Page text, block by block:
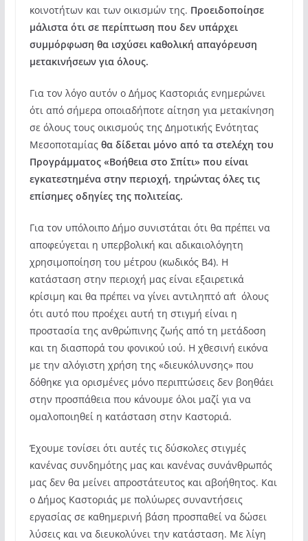
κοινοτήτων και των οικισμών της. Προειδοποίησε
μάλιστα ότι σε περίπτωση που δεν υπάρχει
συμμόρφωση θα ισχύσει καθολική απαγόρευση
μετακινήσεων για όλους.
Για τον λόγο αυτόν ο Δήμος Καστοριάς ενημερώνει
ότι από σήμερα οποιαδήποτε αίτηση για μετακίνηση
σε όλους τους οικισμούς της Δημοτικής Ενότητας
Μεσοποταμίας θα δίδεται μόνο από τα στελέχη του
Προγράμματος «Βοήθεια στο Σπίτι» που είναι
εγκατεστημένα στην περιοχή, τηρώντας όλες τις
επίσημες οδηγίες της πολιτείας.
Για τον υπόλοιπο Δήμο συνιστάται ότι θα πρέπει να
αποφεύγεται η υπερβολική και αδικαιολόγητη
χρησιμοποίηση του μέτρου (κωδικός Β4). Η
κατάσταση στην περιοχή μας είναι εξαιρετικά
κρίσιμη και θα πρέπει να γίνει αντιληπτό απ΄όλους
ότι αυτό που προέχει αυτή τη στιγμή είναι η
προστασία της ανθρώπινης ζωής από τη μετάδοση
και τη διασπορά του φονικού ιού. Η χθεσινή εικόνα
με την αλόγιστη χρήση της «διευκόλυνσης» που
δόθηκε για ορισμένες μόνο περιπτώσεις δεν βοηθάει
στην προσπάθεια που κάνουμε όλοι μαζί για να
ομαλοποιηθεί η κατάσταση στην Καστοριά.
Έχουμε τονίσει ότι αυτές τις δύσκολες στιγμές
κανένας συνδημότης μας και κανένας συνάνθρωπός
μας δεν θα μείνει απροστάτευτος και αβοήθητος. Και
ο Δήμος Καστοριάς με πολύωρες συναντήσεις
εργασίας σε καθημερινή βάση προσπαθεί να δώσει
λύσεις και να διευκολύνει την κατάσταση. Με λίγη